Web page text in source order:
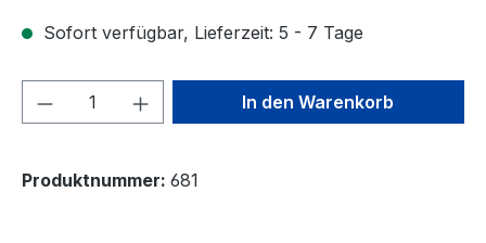
Sofort verfügbar, Lieferzeit: 5 - 7 Tage
Produkt Anzahl: Gib denIn den Warenkorb
Produktnummer: 681